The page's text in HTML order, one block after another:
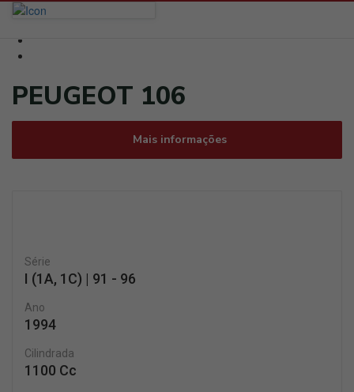
PEUGEOT 106
Mais informações
Série
I (1A, 1C) | 91 - 96
Ano
1994
Cilindrada
1100 Cc